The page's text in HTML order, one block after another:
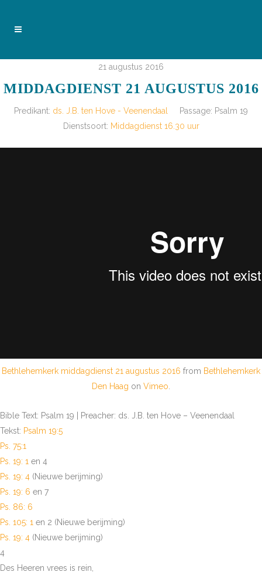
21 augustus 2016
MIDDAGDIENST 21 AUGUSTUS 2016
Predikant: ds. J.B. ten Hove - Veenendaal Passage: Psalm 19
Dienstsoort: Middagdienst 16.30 uur
Bethlehemkerk middagdienst 21 augustus 2016 from Bethlehemkerk
Den Haag on Vimeo
Bible Text: Psalm 19 | Preacher: ds. J.B. ten Hove – Veenendaal
Tekst: Psalm 19:5
Ps. 75:1
Ps. 19: 1 en 4
Ps. 19: 4 (Nieuwe berijming)
Ps. 19: 6 en 7
Ps. 86: 6
Ps. 105: 1 en 2 (Nieuwe berijming)
Ps. 19: 4 (Nieuwe berijming)
4
Des Heeren vrees is rein,